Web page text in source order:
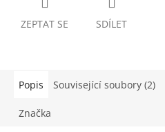
ZEPTAT SE SDÍLET
Popis Související soubory (2)
Značka